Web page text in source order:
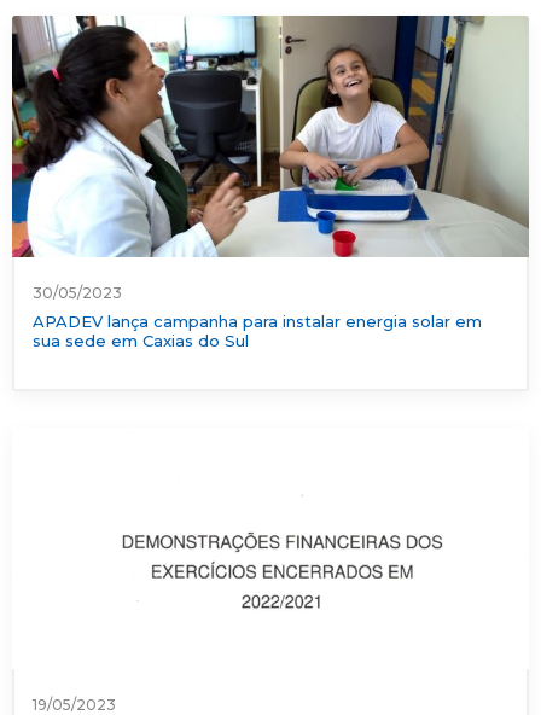
30/05/2023
APADEV lança campanha para instalar energia solar em
sua sede em Caxias do Sul
19/05/2023